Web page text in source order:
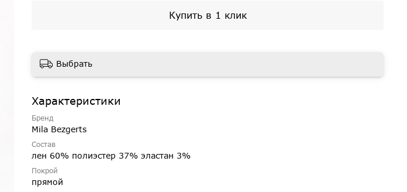
Купить в 1 клик
Выбрать
Характеристики
Бренд
Mila Bezgerts
Состав
лен 60% полиэстер 37% эластан 3%
Покрой
прямой